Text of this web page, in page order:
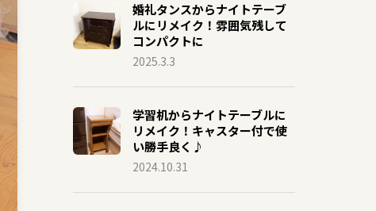
婚礼タンスからナイトテーブ
ルにリメイク！雰囲気残して
コンパクトに
2025.3.3
学習机からナイトテーブルに
リメイク！キャスター付で使
い勝手良く♪
2024.10.31